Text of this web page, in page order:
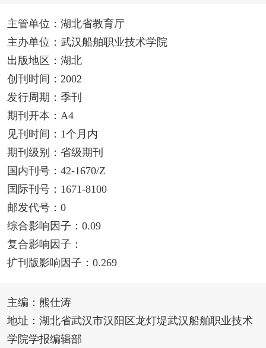
主管单位：湖北省教育厅
主办单位：武汉船舶职业技术学院
出版地区：湖北
创刊时间：2002
发行周期：季刊
期刊开本：A4
见刊时间：1个月内
期刊级别：省级期刊
国内刊号：42-1670/Z
国际刊号：1671-8100
邮发代号：0
综合影响因子：0.09
复合影响因子：
扩刊版影响因子：0.269
主编：熊仕涛
地址：湖北省武汉市汉阳区龙灯堤武汉船舶职业技术
学院学报编辑部